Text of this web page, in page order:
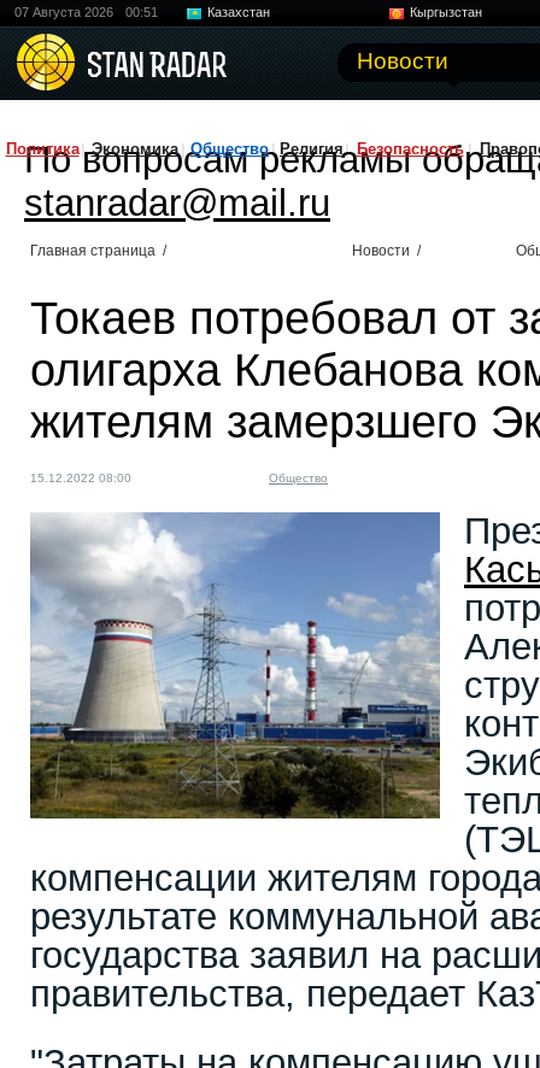
07 Августа 2026 00:51 Казахстан
Кыргызстан
Новости
Политика Экономика Общество Религия Безопасность
По вопросам рекламы
stanradar@mail.ru
Главная страница / Новости /
Токаев потребовал от
олигарха Клебанова
жителям замерзшего
15.12.2022 08:00 Общество
компенсации жителям
результате коммунальной
государства заявил на
правительства, передает